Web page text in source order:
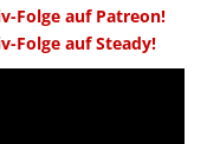
Folge auf Patreon!
Folge auf Steady!